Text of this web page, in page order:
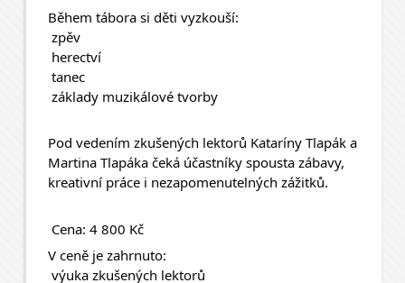
Během tábora si děti vyzkouší:
zpěv
herectví
tanec
základy muzikálové tvorby
Pod vedením zkušených lektorů Kataríny Tlapák a
Martina Tlapáka čeká účastníky spousta zábavy,
kreativní práce i nezapomenutelných zážitků.
Cena: 4 800 Kč
V ceně je zahrnuto:
výuka zkušených lektorů